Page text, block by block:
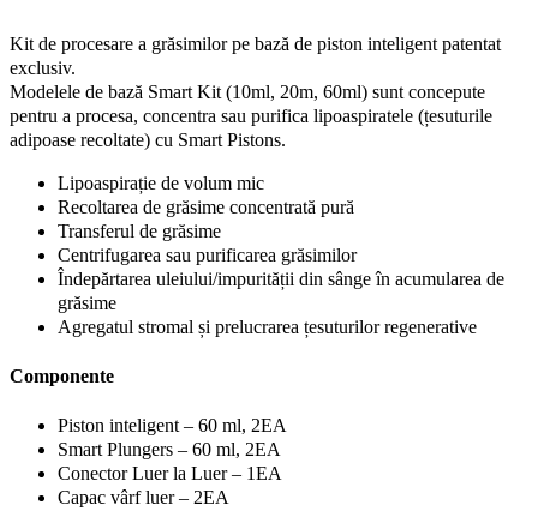
Kit de procesare a grăsimilor pe bază de piston inteligent patentat
exclusiv.
Modelele de bază Smart Kit (10ml, 20m, 60ml) sunt concepute
pentru a procesa, concentra sau purifica lipoaspiratele (țesuturile
adipoase recoltate) cu Smart Pistons.
Lipoaspirație de volum mic
Recoltarea de grăsime concentrată pură
Transferul de grăsime
Centrifugarea sau purificarea grăsimilor
Îndepărtarea uleiului/impurității din sânge în acumularea de
grăsime
Agregatul stromal și prelucrarea țesuturilor regenerative
Componente
Piston inteligent – ​​60 ml, 2EA
Smart Plungers – 60 ml, 2EA
Conector Luer la Luer – 1EA
Capac vârf luer – 2EA